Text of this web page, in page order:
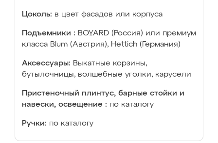
Цоколь: в цвет фасадов или корпуса
Подъемники : BOYARD (Россия) или премиум
класса Blum (Австрия), Hettich (Германия)
Аксессуары: Выкатные корзины,
бутылочницы, волшебные уголки, карусели
Пристеночный плинтус, барные стойки и
навески, освещение : по каталогу
Ручки: по каталогу